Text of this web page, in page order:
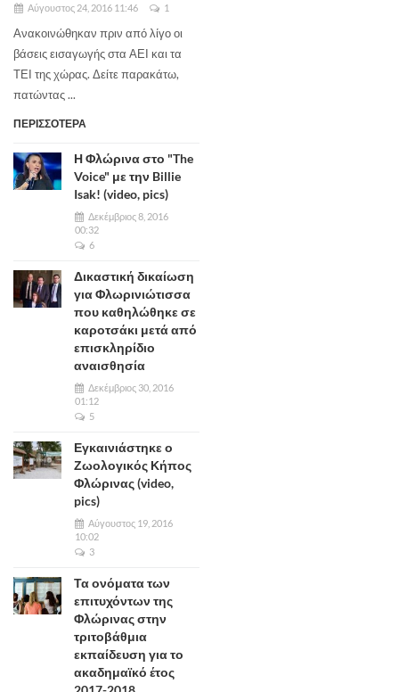
Αύγουστος 24, 2016 11:46 1
Ανακοινώθηκαν πριν από λίγο οι
βάσεις εισαγωγής στα ΑΕΙ και τα
ΤΕΙ της χώρας. Δείτε παρακάτω,
πατώντας ...
ΠΕΡΙΣΣΟΤΕΡΑ
Η Φλώρινα στο "The
Voice" με την Billie
Isak! (video, pics)
Δεκέμβριος 8, 2016
00:32
6
Δικαστική δικαίωση
για Φλωρινιώτισσα
που καθηλώθηκε σε
καροτσάκι μετά από
επισκληρίδιο
αναισθησία
Δεκέμβριος 30, 2016
01:12
5
Εγκαινιάστηκε ο
Ζωολογικός Κήπος
Φλώρινας (video,
pics)
Αύγουστος 19, 2016
10:02
3
Τα ονόματα των
επιτυχόντων της
Φλώρινας στην
τριτοβάθμια
εκπαίδευση για το
ακαδημαϊκό έτος